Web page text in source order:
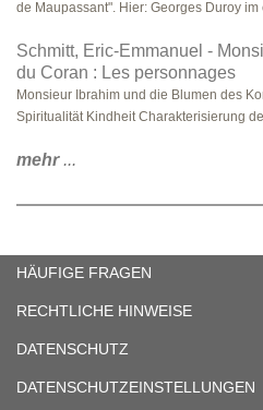
de Maupassant". Hier: Georges Duroy im
Schmitt, Eric-Emmanuel -
du Coran : Les personnages
Monsieur Ibrahim und die Blumen des
Spiritualität Kindheit Charakterisierung
mehr...
HÄUFIGE FRAGEN
RECHTLICHE HINWEISE
DATENSCHUTZ
DATENSCHUTZEINSTELLUNGEN